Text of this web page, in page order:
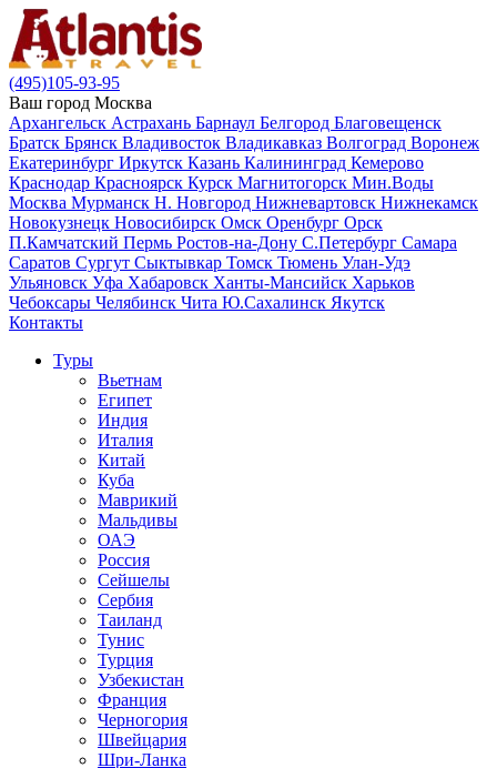
(495)105-93-95
Ваш город Москва
Архангельск Астрахань Барнаул Белгород Благовещенск
Братск Брянск Владивосток Владикавказ Волгоград Воронеж
Екатеринбург Иркутск Казань Калининград Кемерово
Краснодар Красноярск Курск Магнитогорск Мин.Воды
Москва Мурманск Н. Новгород Нижневартовск Нижнекамск
Новокузнецк Новосибирск Омск Оренбург Орск
П.Камчатский Пермь Ростов-на-Дону С.Петербург Самара
Саратов Сургут Сыктывкар Томск Тюмень Улан-Удэ
Ульяновск Уфа Хабаровск Ханты-Мансийск Харьков
Чебоксары Челябинск Чита Ю.Сахалинск Якутск
Контакты
Туры
Вьетнам
Египет
Индия
Италия
Китай
Куба
Маврикий
Мальдивы
ОАЭ
Россия
Сейшелы
Сербия
Таиланд
Тунис
Турция
Узбекистан
Франция
Черногория
Швейцария
Шри-Ланка